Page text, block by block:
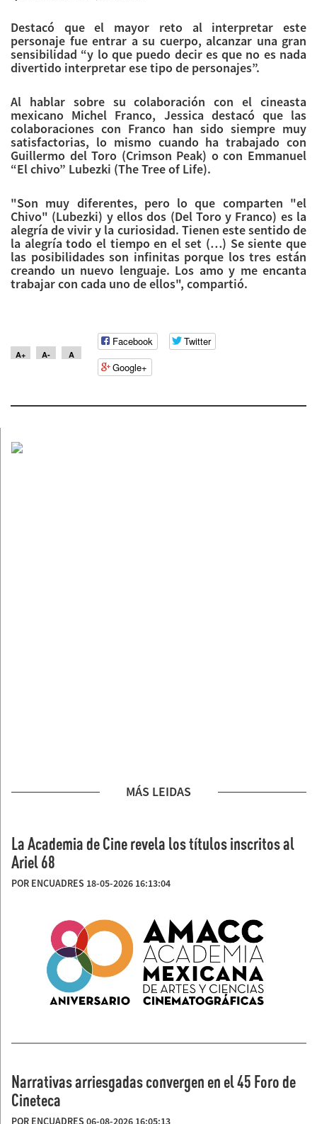
Destacó que el mayor reto al interpretar este
personaje fue entrar a su cuerpo, alcanzar una gran
sensibilidad “y lo que puedo decir es que no es nada
divertido interpretar ese tipo de personajes”.
Al hablar sobre su colaboración con el cineasta
mexicano Michel Franco, Jessica destacó que las
colaboraciones con Franco han sido siempre muy
satisfactorias, lo mismo cuando ha trabajado con
Guillermo del Toro (Crimson Peak) o con Emmanuel
“El chivo” Lubezki (The Tree of Life).
"Son muy diferentes, pero lo que comparten "el
Chivo" (Lubezki) y ellos dos (Del Toro y Franco) es la
alegría de vivir y la curiosidad. Tienen este sentido de
la alegría todo el tiempo en el set (…) Se siente que
las posibilidades son infinitas porque los tres están
creando un nuevo lenguaje. Los amo y me encanta
trabajar con cada uno de ellos", compartió.
A+ A- A
Facebook
Twitter
Google+
MÁS LEIDAS
La Academia de Cine revela los títulos inscritos al
Ariel 68
POR ENCUADRES 18-05-2026 16:13:04
Narrativas arriesgadas convergen en el 45 Foro de
Cineteca
POR ENCUADRES 06-08-2026 16:05:13